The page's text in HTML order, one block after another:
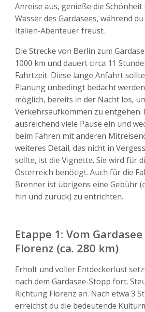
Anreise aus, genieße die Schönheit
Wasser des Gardasees, während
Italien-Abenteuer freust.
Die Strecke von Berlin zum
1000 km und dauert circa 11
Fahrtzeit. Diese lange Anfahrt
Planung unbedingt bedacht
möglich, bereits in der Nacht los,
Verkehrsaufkommen zu entgehen.
ausreichend viele Pause ein und
beim Fahren mit anderen
weiteres Detail, das nicht in
sollte, ist die Vignette. Sie wird für
Österreich benötigt. Auch für die
Brenner ist übrigens eine Gebühr
hin und zurück) zu entrichten.
Etappe 1: Vom
Florenz (ca. 280 km)
Erholt und voller Entdeckerlust
nach dem Gardasee-Stopp fort.
Richtung Florenz an. Nach etwa 3
erreichst du die bedeutende